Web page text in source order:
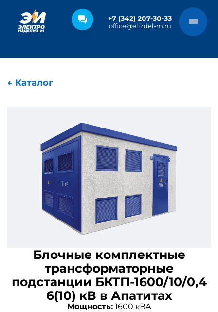
+7 (342) 207-30-33
office@elizdel-m.ru
← Каталог
Блочные комплектные
трансформаторные
подстанции БКТП-1600/10/0,4
6(10) кВ в Апатитах
Мощность:1600 кВА